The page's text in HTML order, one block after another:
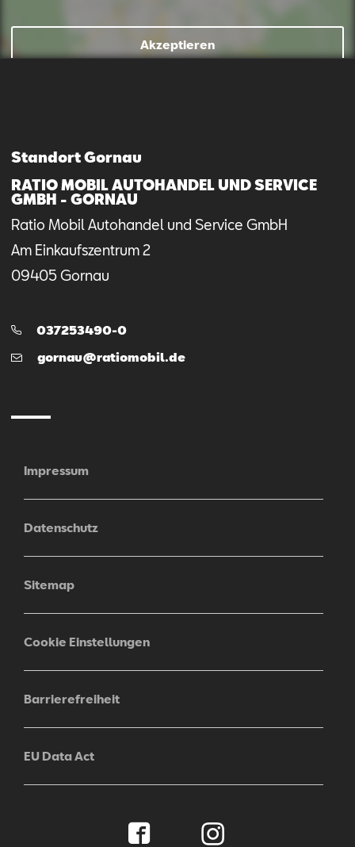
Akzeptieren
Standort Gornau
RATIO MOBIL AUTOHANDEL UND SERVICE
GMBH - GORNAU
Ratio Mobil Autohandel und Service GmbH
Am Einkaufszentrum2
09405Gornau
Telefon:
037253490-0
E-
gornau@ratiomobil.de
Impressum
Datenschutz
Sitemap
Cookie Einstellungen
Barrierefreiheit
EU Data Act